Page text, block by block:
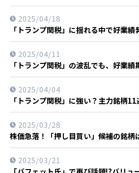
「トランプ関税」に揺れる中で好業
2025/04/18
「トランプ関税」の波乱でも、好業
2025/04/11
「トランプ関税」に強い？主力銘柄11
2025/04/04
株価急落！「押し目買い」候補の銘柄
2025/03/28
2025/03/21